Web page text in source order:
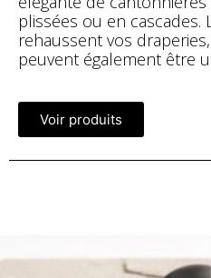
plissées ou en cascades.
rehaussent vos
peuvent également être
Voir produits